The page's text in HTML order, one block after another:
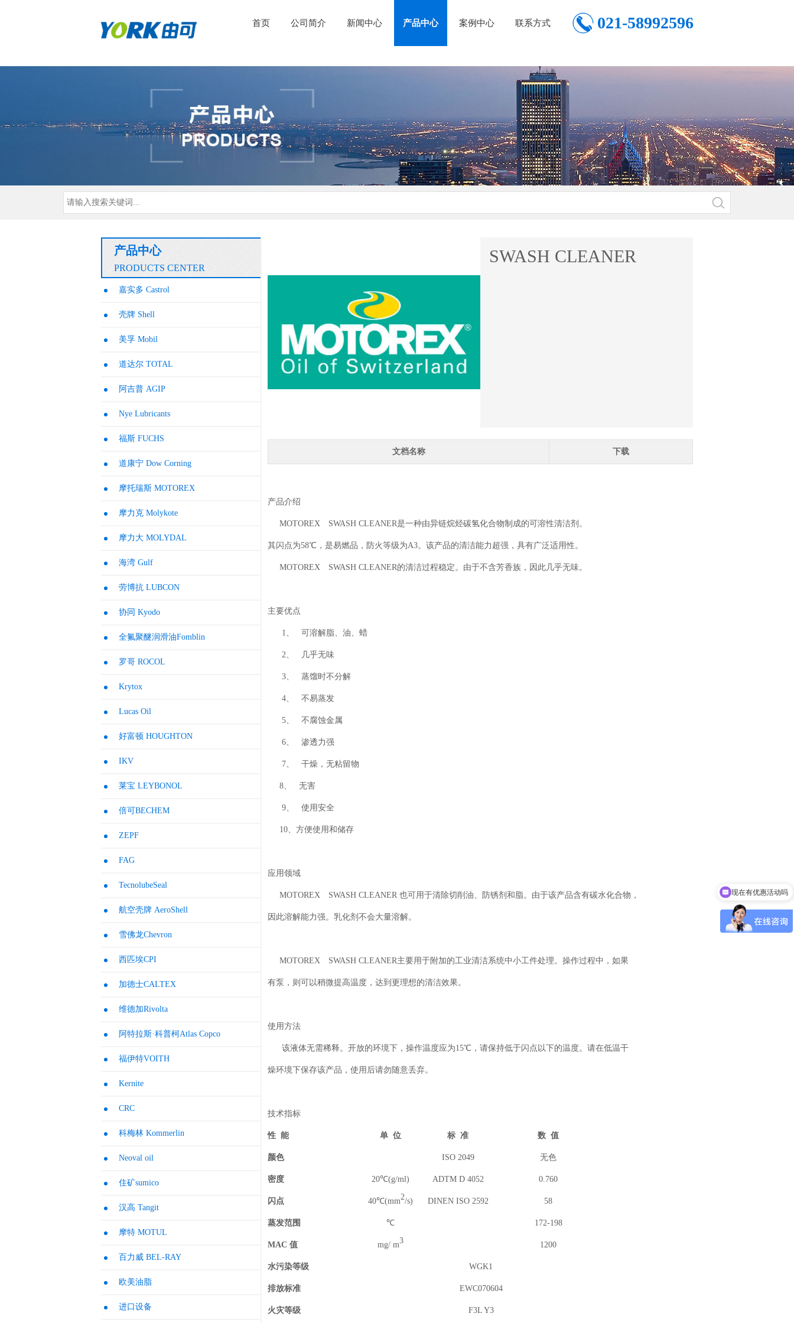
首页 公司简介 新闻中心 产品中心 案例中心 联系方式 021-58992596
产品中心
PRODUCTS CENTER
嘉实多 Castrol
壳牌 Shell
美孚 Mobil
道达尔 TOTAL
阿吉普 AGIP
Nye Lubricants
福斯 FUCHS
道康宁 Dow Corning
摩托瑞斯 MOTOREX
摩力克 Molykote
摩力大 MOLYDAL
海湾 Gulf
劳博抗 LUBCON
协同 Kyodo
全氟聚醚润滑油Fomblin
罗哥 ROCOL
Krytox
Lucas Oil
好富顿 HOUGHTON
IKV
莱宝 LEYBONOL
倍可BECHEM
ZEPF
FAG
TecnolubeSeal
航空壳牌 AeroShell
雪佛龙Chevron
西匹埃CPI
加德士CALTEX
维德加Rivolta
阿特拉斯·科普柯Atlas Copco
福伊特VOITH
Kernite
CRC
科梅林 Kommerlin
Neoval oil
住矿sumico
汉高 Tangit
摩特 MOTUL
百力威 BEL-RAY
欧美油脂
进口设备
SWASH CLEANER
文档名称 下载
产品介绍
MOTOREX SWASH CLEANER是一种由异链烷烃碳氢化合物制成的可溶性清洁剂。
其闪点为58℃，是易燃品，防火等级为A3。该产品的清洁能力超强，具有广泛适用性。
MOTOREX SWASH CLEANER的清洁过程稳定。由于不含芳香族，因此几乎无味。
主要优点
1、 可溶解脂、油、蜡
2、 几乎无味
3、 蒸馏时不分解
4、 不易蒸发
5、 不腐蚀金属
6、 渗透力强
7、 干燥，无粘留物
8、 无害
9、 使用安全
10、方便使用和储存
应用领域
MOTOREX SWASH CLEANER 也可用于清除切削油、防锈剂和脂。由于该产品含有碳水化合物，
因此溶解能力强。乳化剂不会大量溶解。
MOTOREX SWASH CLEANER主要用于附加的工业清洁系统中小工件处理。操作过程中，如果
有泵，则可以稍微提高温度，达到更理想的清洁效果。
使用方法
该液体无需稀释。开放的环境下，操作温度应为15℃，请保持低于闪点以下的温度。请在低温干
燥环境下保存该产品，使用后请勿随意丢弃。
技术指标
性 能 单 位 标 准 数 值
颜色 ISO 2049 无色
密度 20℃(g/ml) ADTM D 4052 0.760
闪点 40℃(mm2/s) DINEN ISO 2592 58
蒸发范围 ℃ 172-198
MAC值 mg/ m3 1200
水污染等级 WGK1
排放标准 EWC070604
火灾等级 F3L Y3
现在有优惠活动吗